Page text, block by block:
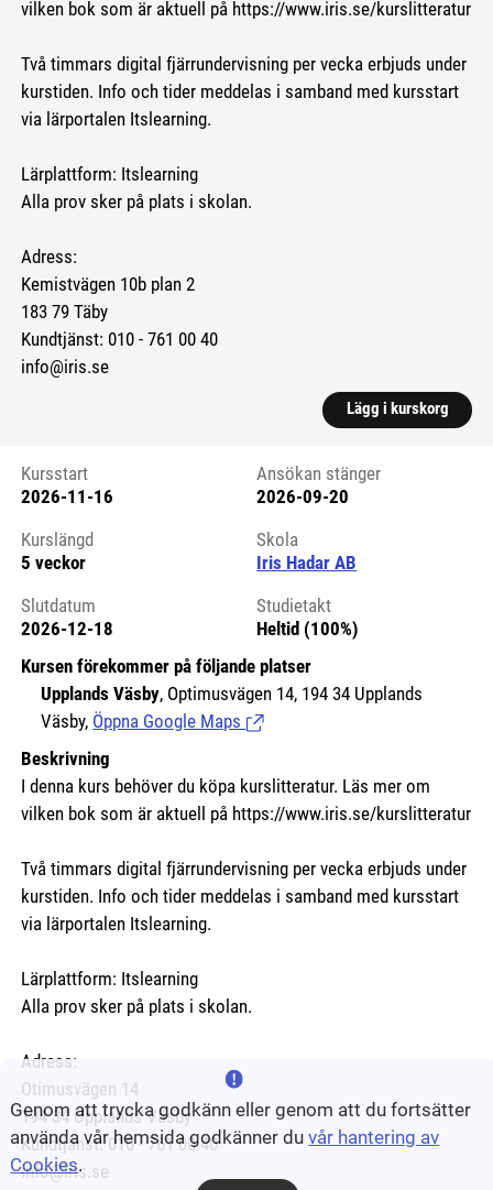
vilken bok som är aktuell på https://www.iris.se/kurslitteratur
Två timmars digital fjärrundervisning per vecka erbjuds under
kurstiden. Info och tider meddelas i samband med kursstart
via lärportalen Itslearning.
Lärplattform: Itslearning
Alla prov sker på plats i skolan.
Adress:
Kemistvägen 10b plan 2
183 79 Täby
Kundtjänst: 010 - 761 00 40
info@iris.se
Lägg i kurskorg
Kursstart 6197761
Kursstart
2026-11-16
Ansökan stänger
2026-09-20
Kurslängd
5 veckor
Skola
Iris Hadar AB
Slutdatum
2026-12-18
Studietakt
Heltid (100%)
Kursen förekommer på följande platser
Upplands Väsby, Optimusvägen 14, 194 34 Upplands
Väsby, Öppna Google Maps (Länk till extern sida.)
Beskrivning
I denna kurs behöver du köpa kurslitteratur. Läs mer om
vilken bok som är aktuell på https://www.iris.se/kurslitteratur
Två timmars digital fjärrundervisning per vecka erbjuds under
kurstiden. Info och tider meddelas i samband med kursstart
via lärportalen Itslearning.
Lärplattform: Itslearning
Alla prov sker på plats i skolan.
Adress:
Otimusvägen 14
194 34 Upplands Väsby
Kundtjänst: 010 - 761 00 40
info@iris.se
Genom att trycka godkänn eller genom att du fortsätter
använda vår hemsida godkänner duvår hantering av
Cookies.